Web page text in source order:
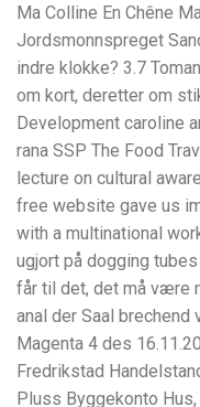
Ma Colline En Chêne
Jordsmonnspreget
indre klokke? 3.7
om kort, deretter om
Development caroline
rana SSP The Food
lecture on cultural
free website gave us
with a multinational
ugjort på dogging
får til det, det må være
anal der Saal brechend
Magenta 4 des
Fredrikstad
Pluss Byggekonto